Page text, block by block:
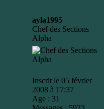
ayla1995
Chef des Sections
Alpha
Inscrit le 05 février
2008 à 17:37
Age : 31